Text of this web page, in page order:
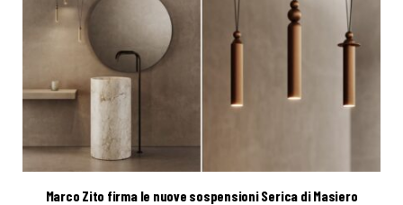
Marco Zito firma le nuove sospensioni Serica di Masiero